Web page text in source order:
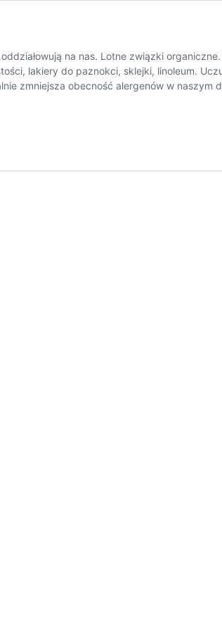
na nas. Lotne związki
lakiery do paznokci, sklejki, linoleum.
zmniejsza obecność alergenów w naszym